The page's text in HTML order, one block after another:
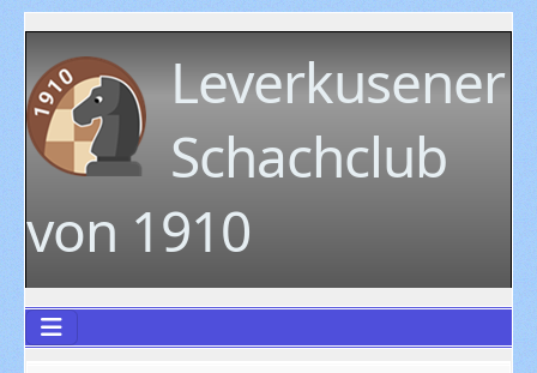
Leverkusener
Schachclub
von 1910